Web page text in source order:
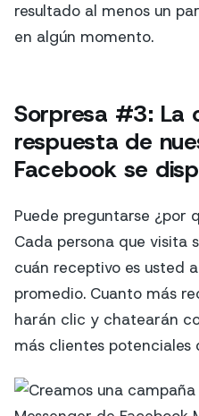
resultado al menos un
en algún momento.
Sorpresa #3: La
respuesta de
Facebook se
Puede preguntarse ¿por
Cada persona que visita
cuán receptivo es usted
promedio. Cuanto más
harán clic y chatearán
más clientes potenciales